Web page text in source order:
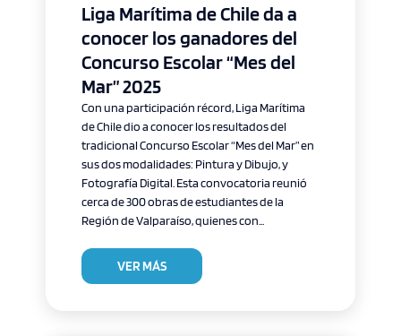
Liga Marítima de Chile da a
conocer los ganadores del
Concurso Escolar “Mes del
Mar” 2025
Con una participación récord, Liga Marítima
de Chile dio a conocer los resultados del
tradicional Concurso Escolar “Mes del Mar” en
sus dos modalidades: Pintura y Dibujo, y
Fotografía Digital. Esta convocatoria reunió
cerca de 300 obras de estudiantes de la
Región de Valparaíso, quienes con...
VER MÁS